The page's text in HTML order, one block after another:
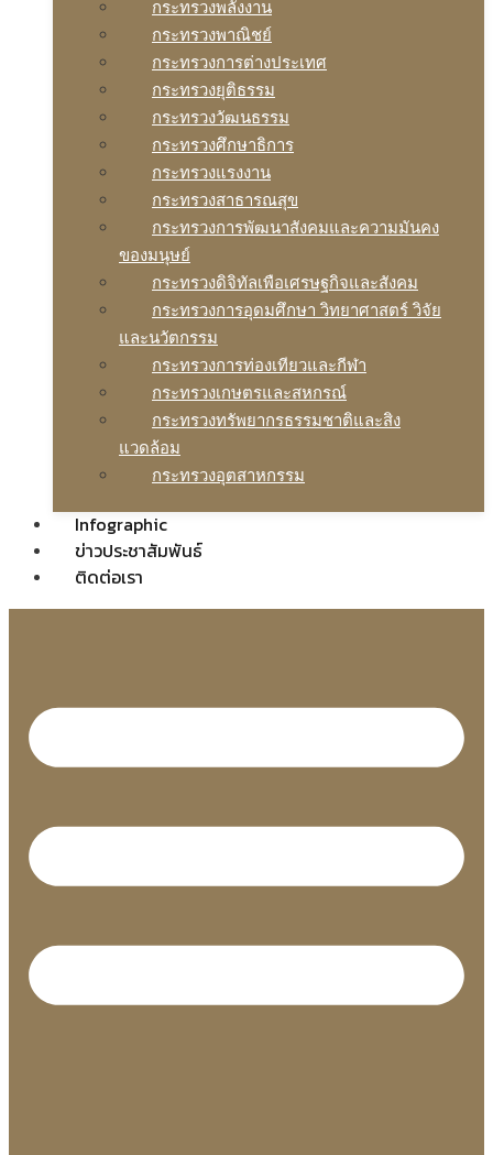
กระทรวงพลังงาน
กระทรวงพาณิชย์
กระทรวงการต่างประเทศ
กระทรวงยุติธรรม
กระทรวงวัฒนธรรม
กระทรวงศึกษาธิการ
กระทรวงแรงงาน
กระทรวงสาธารณสุข
กระทรวงการพัฒนาสังคมและความมันคง
ของมนุษย์
กระทรวงดิจิทัลเพือเศรษฐกิจและสังคม
กระทรวงการอุดมศึกษา วิทยาศาสตร์ วิจัย
และนวัตกรรม
กระทรวงการท่องเทียวและกีฬา
กระทรวงเกษตรและสหกรณ์
กระทรวงทรัพยากรธรรมชาติและสิง
แวดล้อม
กระทรวงอุตสาหกรรม
Infographic
ข่าวประชาสัมพันธ์
ติดต่อเรา